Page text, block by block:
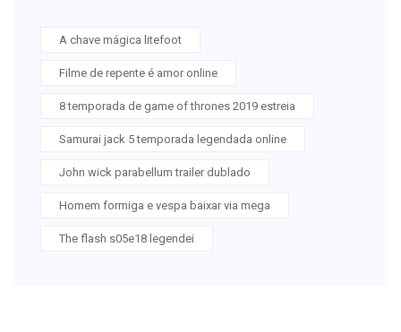
A chave mágica litefoot
Filme de repente é amor online
8 temporada de game of thrones 2019 estreia
Samurai jack 5 temporada legendada online
John wick parabellum trailer dublado
Homem formiga e vespa baixar via mega
The flash s05e18 legendei